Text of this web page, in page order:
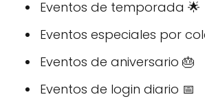
Eventos de temporada 🌟
Eventos especiales por
Eventos de aniversario 🎂
Eventos de login diario 📅